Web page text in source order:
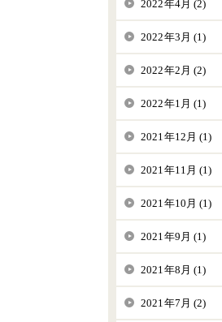
2022年4月 (2)
2022年3月 (1)
2022年2月 (2)
2022年1月 (1)
2021年12月 (1)
2021年11月 (1)
2021年10月 (1)
2021年9月 (1)
2021年8月 (1)
2021年7月 (2)